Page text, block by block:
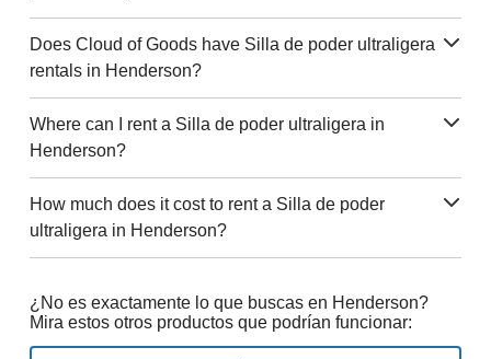
Does Cloud of Goods have Silla de poder ultraligera
rentals in Henderson?
Where can I rent a Silla de poder ultraligera in
Henderson?
How much does it cost to rent a Silla de poder
ultraligera in Henderson?
¿No es exactamente lo que buscas en Henderson?
Mira estos otros productos que podrían funcionar: